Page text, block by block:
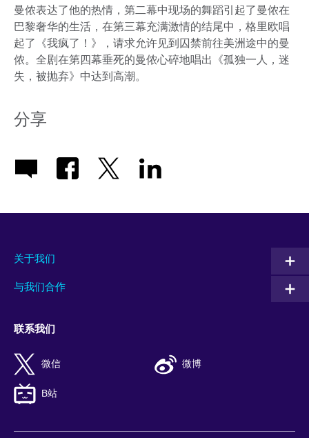
曼侬表达了他的热情，第二幕中现场的舞蹈引起了曼侬在
巴黎奢华的生活，在第三幕充满激情的结尾中，格里欧唱
起了《我疯了！》，请求允许见到囚禁前往美洲途中的曼
侬。全剧在第四幕垂死的曼侬心碎地唱出《孤独一人，迷
失，被抛弃》中达到高潮。
分享
关于我们
与我们合作
联系我们
微信 微博
B站